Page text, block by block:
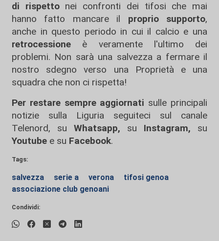
di rispettonei confronti dei tifosi che mai
hanno fatto mancare il proprio supporto,
anche in questo periodo in cui il calcio e una
retrocessione è veramente l'ultimo dei
problemi. Non sarà una salvezza a fermare il
nostro sdegno verso una Proprietà e una
squadra che non ci rispetta!
Per restare sempre aggiornati sulle principali
notizie sulla Liguria seguiteci sul canale
Telenord, su
Whatsapp, su Instagram, su
Youtube e su Facebook.
Tags:
salvezza serie a verona
tifosi genoa
associazione club genoani
Condividi: